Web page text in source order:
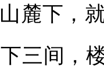
麓下，
三间，